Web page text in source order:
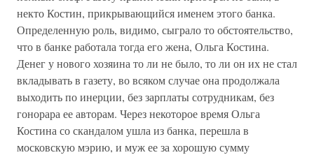
некто Костин, прикрывающийся именем этого банка.
Определенную роль, видимо, сыграло то обстоятельство,
что в банке работала тогда его жена, Ольга Костина.
Денег у нового хозяина то ли не было, то ли он их не стал
вкладывать в газету, во всяком случае она продолжала
выходить по инерции, без зарплаты сотрудникам, без
гонорара ее авторам. Через некоторое время Ольга
Костина со скандалом ушла из банка, перешла в
московскую мэрию, и муж ее за хорошую сумму